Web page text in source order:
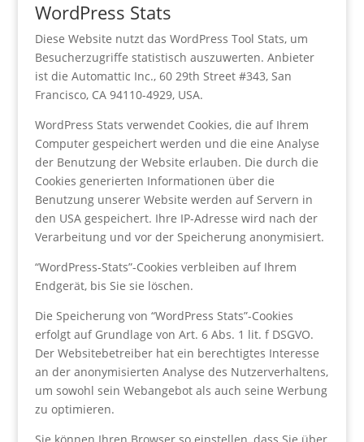
WordPress Stats
Diese Website nutzt das WordPress Tool Stats, um
Besucherzugriffe statistisch auszuwerten. Anbieter
ist die Automattic Inc., 60 29th Street #343, San
Francisco, CA 94110-4929, USA.
WordPress Stats verwendet Cookies, die auf Ihrem
Computer gespeichert werden und die eine Analyse
der Benutzung der Website erlauben. Die durch die
Cookies generierten Informationen über die
Benutzung unserer Website werden auf Servern in
den USA gespeichert. Ihre IP-Adresse wird nach der
Verarbeitung und vor der Speicherung anonymisiert.
“WordPress-Stats”-Cookies verbleiben auf Ihrem
Endgerät, bis Sie sie löschen.
Die Speicherung von “WordPress Stats”-Cookies
erfolgt auf Grundlage von Art. 6 Abs. 1 lit. f DSGVO.
Der Websitebetreiber hat ein berechtigtes Interesse
an der anonymisierten Analyse des Nutzerverhaltens,
um sowohl sein Webangebot als auch seine Werbung
zu optimieren.